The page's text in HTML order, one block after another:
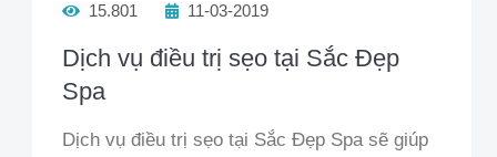
15.801 11-03-2019
Dịch vụ điều trị sẹo tại Sắc Đẹp
Spa
Dịch vụ điều trị sẹo tại Sắc Đẹp Spa sẽ giúp